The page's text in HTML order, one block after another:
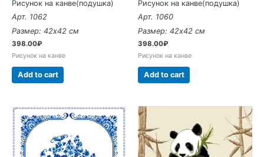
Рисунок на канве(подушка)
Арт. 1062
Размер: 42х42 см
398.00₽
Рисунок на канве
Add to cart
Рисунок на канве(подушка)
Арт. 1060
Размер: 42х42 см
398.00₽
Рисунок на канве
Add to cart